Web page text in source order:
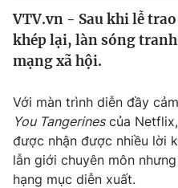
Thế giới
Tin tức
Câu chuyện quốc tế
Kinh tế
Tài chính
Thị trường
Góc doanh nghiệp
Dữ liệu và đời sống
Truyền hình
VTV.vn - Sau khi lễ
khép lại, làn sóng
mạng xã hội.
Với màn trình diễn đầy
You Tangerinescủa Netflix,
được nhận được nhiều lời
lẫn giới chuyên môn
hạng mục diễn xuất.